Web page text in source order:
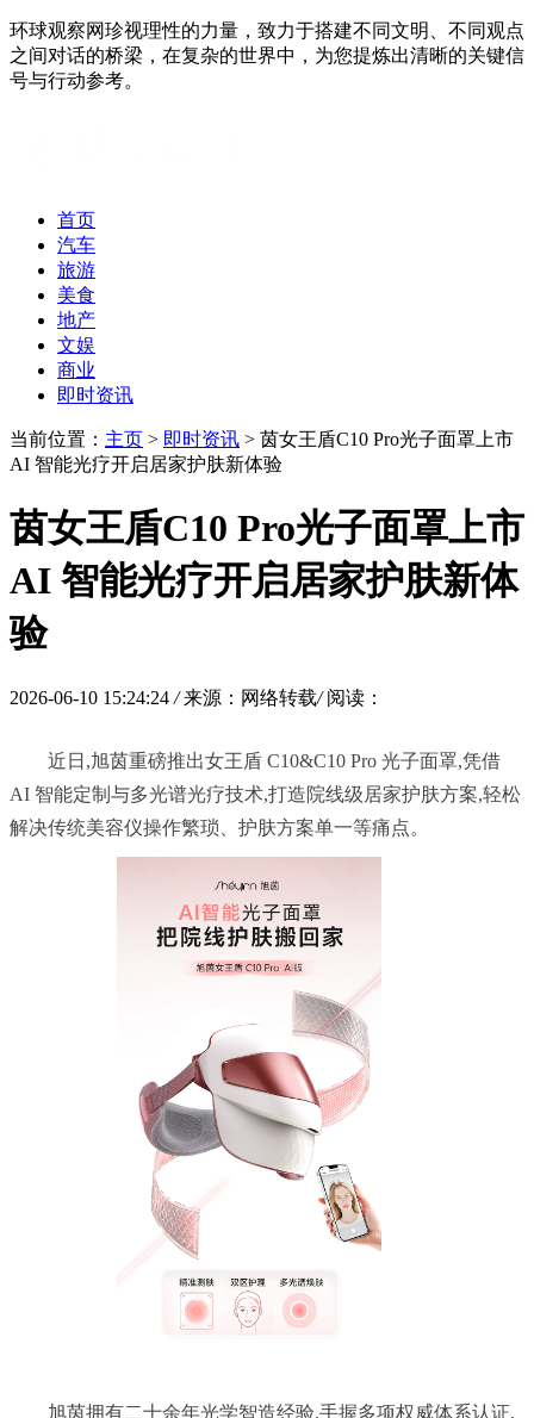
环球观察网珍视理性的力量，致力于搭建不同文明、不同观点
之间对话的桥梁，在复杂的世界中，为您提炼出清晰的关键信
号与行动参考。
首页
汽车
旅游
美食
地产
文娱
商业
即时资讯
当前位置： 主页 > 即时资讯 > 茵女王盾C10 Pro光子面罩上市
AI 智能光疗开启居家护肤新体验
茵女王盾C10 Pro光子面罩上市
AI 智能光疗开启居家护肤新体
验
2026-06-10 15:24:24 / 来源：网络转载/ 阅读：
AI 智能定制与多光谱光疗技术,打造院线级居家护肤方案,轻松